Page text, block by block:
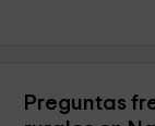
Preguntas